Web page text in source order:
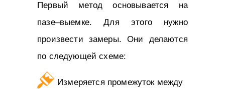
Первый метод основывается на
пазе–выемке. Для этого нужно
произвести замеры. Они делаются
по следующей схеме:
Измеряется промежуток между